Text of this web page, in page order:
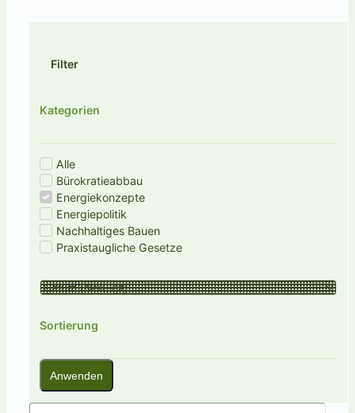
Filter
Kategorien
Alle
Bürokratieabbau
Energiekonzepte
Energiepolitik
Nachhaltiges Bauen
Praxistaugliche Gesetze
Sortierung
Anwenden